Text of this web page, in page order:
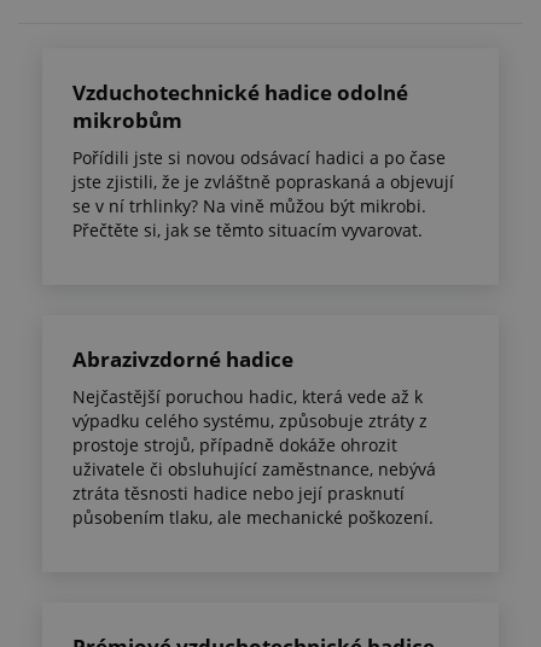
Vzduchotechnické hadice odolné
mikrobům
Pořídili jste si novou odsávací hadici a po čase
jste zjistili, že je zvláštně popraskaná a objevují
se v ní trhlinky? Na vině můžou být mikrobi.
Přečtěte si, jak se těmto situacím vyvarovat.
Abrazivzdorné hadice
Nejčastější poruchou hadic, která vede až k
výpadku celého systému, způsobuje ztráty z
prostoje strojů, případně dokáže ohrozit
uživatele či obsluhující zaměstnance, nebývá
ztráta těsnosti hadice nebo její prasknutí
působením tlaku, ale mechanické poškození.